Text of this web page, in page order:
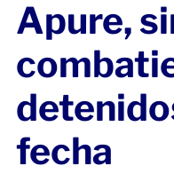
Apure,
fecha